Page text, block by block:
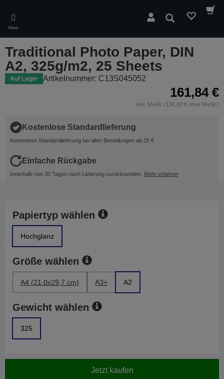
main
content
Menü
Suchen
Traditional Photo Paper, DIN
A2, 325g/m2, 25 Sheets
Auf Lager Artikelnummer: C13S045052
161,84 €
inkl. MwSt. (136,00 € ohne MwSt.)
Kostenlose Standardlieferung
Kostenlose Standardlieferung bei allen Bestellungen ab 25 €
Einfache Rückgabe
Innerhalb von 30 Tagen nach Lieferung zurücksenden. Mehr erfahren
Papiertyp wählen
Hochglanz
Größe wählen
A4 (21.0x29,7 cm) A3+ A2
Gewicht wählen
325
Jetzt kaufen